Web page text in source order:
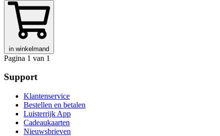
in winkelmand
Pagina 1 van 1
Support
Klantenservice
Bestellen en betalen
Luisterrijk App
Cadeaukaarten
Nieuwsbrieven